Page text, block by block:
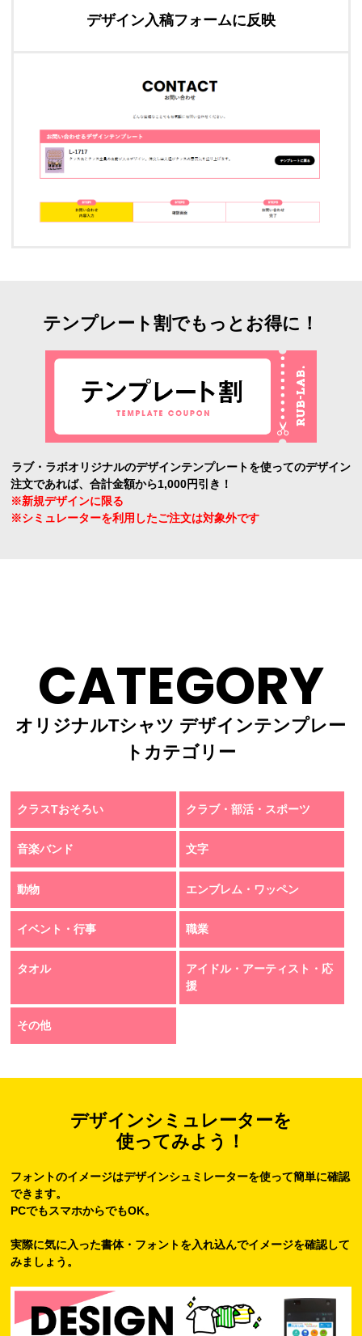
デザイン入稿フォームに反映
テンプレート割でもっとお得に！
ラブ・ラボオリジナルのデザインテンプレートを使ってのデザイン
注文であれば、合計金額から1,000円引き！
※新規デザインに限る
※シミュレーターを利用したご注文は対象外です
CATEGORY
オリジナルTシャツ デザインテンプレー
トカテゴリー
クラスTおそろい クラブ・部活・スポーツ
音楽バンド 文字
動物 エンブレム・ワッペン
イベント・行事 職業
タオル
アイドル・アーティスト・応
援
その他
デザインシミュレーターを
使ってみよう！
フォントのイメージはデザインシュミレーターを使って簡単に確認
できます。
PCでもスマホからでもOK。
実際に気に入った書体・フォントを入れ込んでイメージを確認して
みましょう。